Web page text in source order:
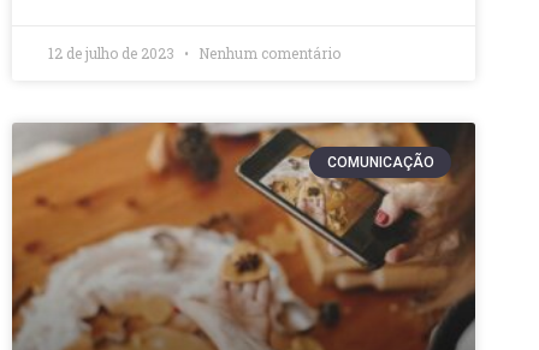
12 de julho de 2023 Nenhum comentário
COMUNICAÇÃO